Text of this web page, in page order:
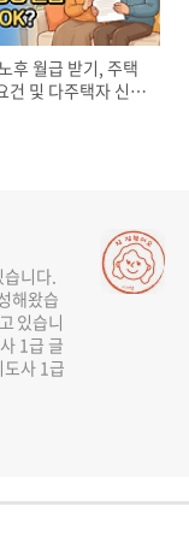
후 월급 받기, 주택
건 및 다주택자 신청
습니다.
해왔습
있습니
1급 글
사 1급